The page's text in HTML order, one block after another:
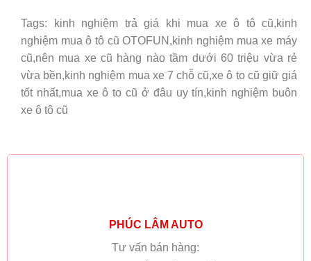
Tags: kinh nghiệm trả giá khi mua xe ô tô cũ,kinh
nghiệm mua ô tô cũ OTOFUN,kinh nghiệm mua xe máy
cũ,nên mua xe cũ hàng nào tầm dưới 60 triệu vừa rẻ
vừa bền,kinh nghiệm mua xe 7 chỗ cũ,xe ô to cũ giữ giá
tốt nhất,mua xe ô to cũ ở đâu uy tín,kinh nghiệm buôn
xe ô tô cũ
PHÚC LÂM AUTO
Tư vấn bán hàng: